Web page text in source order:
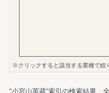
※クリックすると該当する業種で絞
"小宮山英蔵"索引の検索結果